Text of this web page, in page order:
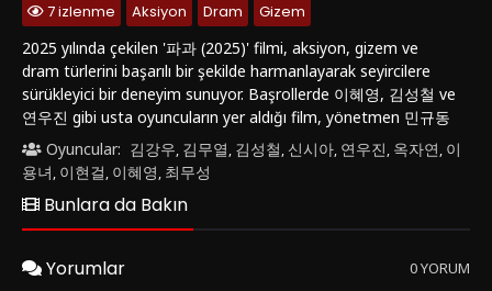
7 izlenme Aksiyon Dram
Gizem
2025 yılında çekilen '파과 (2025)' filmi, aksiyon, gizem ve
dram türlerini başarılı bir şekilde harmanlayarak seyircilere
sürükleyici bir deneyim sunuyor. Başrollerde 이혜영, 김성철 ve
연우진 gibi usta oyuncuların yer aldığı film, yönetmen 민규동
tarafından ustaca yönetilmiştir.Ana hikaye, gizemli bir olayı
çözmeye çalışan dedektiflerin yaşadığı olayları konu alır.
Başrollerdeki karakterler, karmaşık ilişkiler ve kişisel
çatışmalarla dolu bir maceraya atılır. İzleyiciler, karakterlerin
derinlikli gelişimleri ve beklenmedik dönemeçlerle dolu hikaye
akışıyla kendilerini filmun içinde bulacaklar.'파과 (2025)' filmi,
sürükleyici atmosferi, etkileyici görsel efektleri ve güçlü
Oyuncular: 김강우, 김무열, 김성철, 신시아, 연우진, 옥자연, 이
용녀, 이현걸, 이혜영, 최무성
Bunlara da Bakın
Yorumlar 0 YORUM